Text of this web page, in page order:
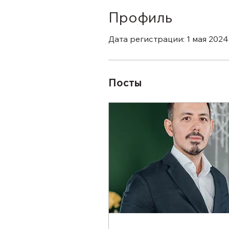
Профиль
Дата регистрации: 1 мая 2024
Посты